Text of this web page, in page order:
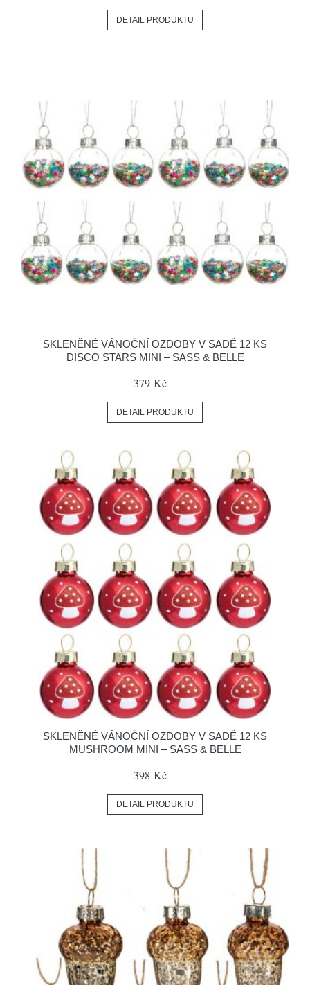
DETAIL PRODUKTU
SKLENĚNÉ VÁNOČNÍ OZDOBY V SADĚ 12 KS
DISCO STARS MINI – SASS & BELLE
379 Kč
DETAIL PRODUKTU
SKLENĚNÉ VÁNOČNÍ OZDOBY V SADĚ 12 KS
MUSHROOM MINI – SASS & BELLE
398 Kč
DETAIL PRODUKTU